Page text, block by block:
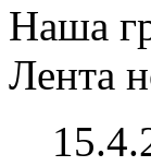
Наша
Лента